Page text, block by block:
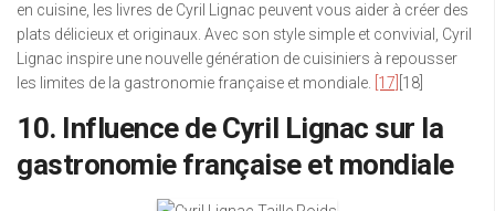
en cuisine, les livres de Cyril Lignac peuvent vous aider à créer des
plats délicieux et originaux. Avec son style simple et convivial, Cyril
Lignac inspire une nouvelle génération de cuisiniers à repousser
les limites de la gastronomie française et mondiale.
[17] [18]
10. Influence de Cyril Lignac sur la
gastronomie française et mondiale